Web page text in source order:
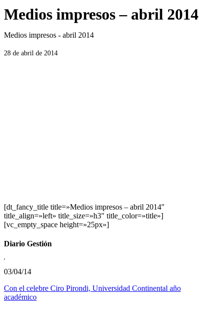
Medios impresos – abril 2014
Medios impresos - abril 2014
28 de abril de 2014
[dt_fancy_title title=»Medios impresos – abril 2014″
title_align=»left» title_size=»h3″ title_color=»title»]
[vc_empty_space height=»25px»]
Diario Gestión
03/04/14
Con el celebre Ciro Pirondi, Universidad Continental año
académico